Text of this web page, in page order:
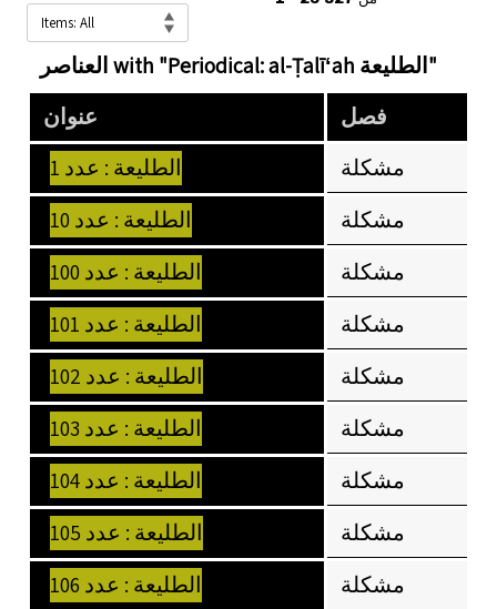
العناصر with "Periodical: al-Ṭalīʻah الطليعة"
عنوان
فصل
الطليعة : عدد 1
مشكلة
الطليعة : عدد 10
مشكلة
الطليعة : عدد 100
مشكلة
الطليعة : عدد 101
مشكلة
الطليعة : عدد 102
مشكلة
الطليعة : عدد 103
مشكلة
الطليعة : عدد 104
مشكلة
الطليعة : عدد 105
مشكلة
الطليعة : عدد 106
مشكلة